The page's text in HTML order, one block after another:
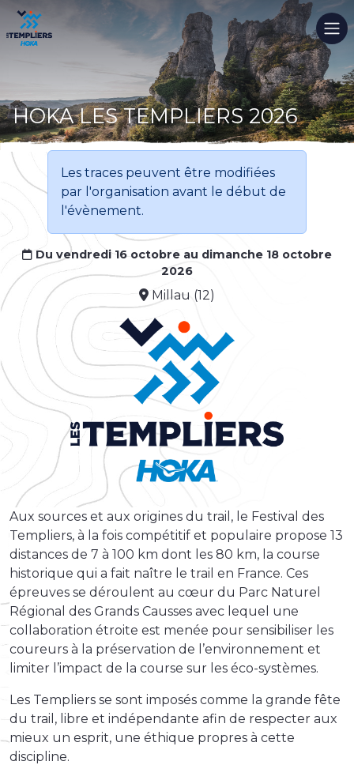
HOKA LES TEMPLIERS 2026
Les traces peuvent être modifiées
par l'organisation avant le début de
l'évènement.
Du vendredi 16 octobre au dimanche 18 octobre
2026
Millau (12)
Aux sources et aux origines du trail, le Festival des
Templiers, à la fois compétitif et populaire propose 13
distances de 7 à 100 km dont les 80 km, la course
historique qui a fait naître le trail en France. Ces
épreuves se déroulent au cœur du Parc Naturel
Régional des Grands Causses avec lequel une
collaboration étroite est menée pour sensibiliser les
coureurs à la préservation de l’environnement et
limiter l’impact de la course sur les éco-systèmes.
Les Templiers se sont imposés comme la grande fête
du trail, libre et indépendante afin de respecter aux
mieux un esprit, une éthique propres à cette
discipline.